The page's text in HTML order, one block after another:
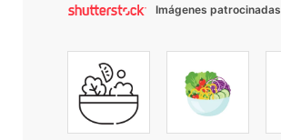
Imágenes patrocinadas